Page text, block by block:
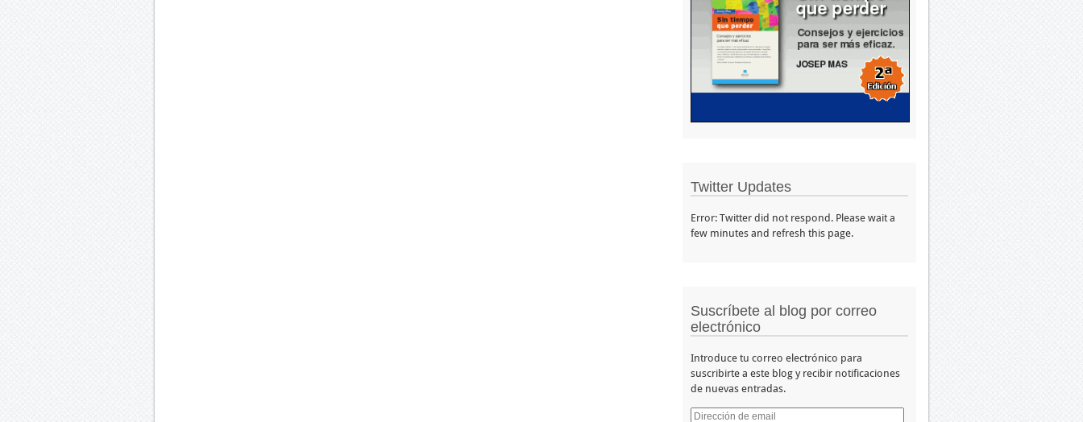
Twitter Updates
Error: Twitter did not respond. Please wait a
few minutes and refresh this page.
Suscríbete al blog por correo
electrónico
Introduce tu correo electrónico para
suscribirte a este blog y recibir notificaciones
de nuevas entradas.
Dirección